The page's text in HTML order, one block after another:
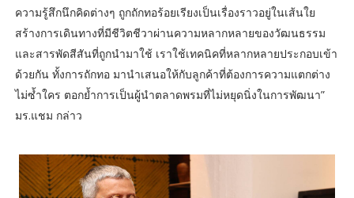
ความรู้สึกนึกคิดต่างๆ ถูกถักทอร้อยเรียงเป็นเรื่องราวอยู่ในเส้นใย
สร้างการเดินทางที่มีชีวิตชีวาผ่านความหลากหลายของวัฒนธรรม
และสารพัดสีสันที่ถูกนำมาใช้ เราใช้เทคนิคที่หลากหลายประกอบเข้า
ด้วยกัน ทั้งการถักทอ มานำเสนอให้กับลูกค้าที่ต้องการความแตกต่าง
ไม่ซ้ำใคร ตอกย้ำการเป็นผู้นำตลาดพรมที่ไม่หยุดนิ่งในการพัฒนา”
มร.แชม กล่าว